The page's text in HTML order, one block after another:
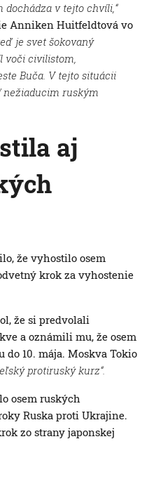
dochádza v tejto chvíli,“
Anniken Huitfeldtová vo
je svet šokovaný
voči civilistom,
Buča. V tejto situácii
nežiaducim ruským
aj
že vyhostilo osem
krok za vyhostenie
že si predvolali
a oznámili mu, že osem
10. mája. Moskva Tokio
protiruský kurz“.
osem ruských
Ruska proti Ukrajine.
zo strany japonskej